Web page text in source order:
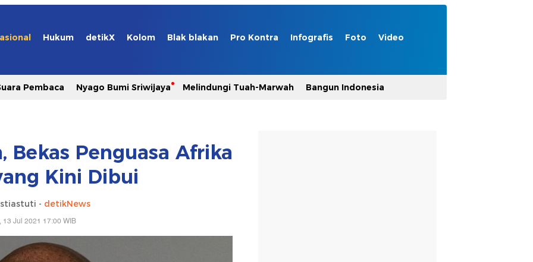
Hukum detikX Kolom Blak blakan Pro Kontra Infografis Foto Video
Pembaca Nyago Bumi Sriwijaya Melindungi Tuah-Marwah Bangun Indonesia
Bekas Penguasa Afrika
Kini Dibui
- detikNews
13 Jul 2021 17:00 WIB